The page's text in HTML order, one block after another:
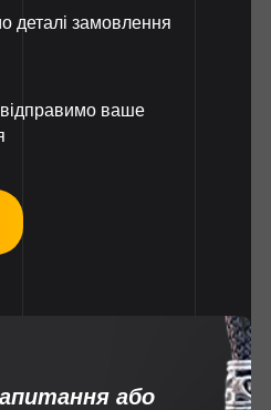
деталі замовлення
ваше
або